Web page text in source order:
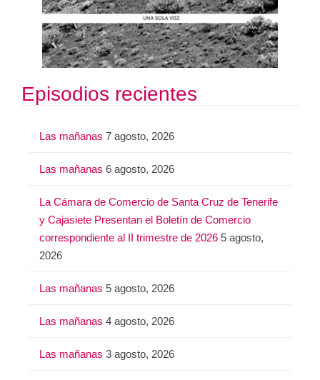
Episodios recientes
Las mañanas 7 agosto, 2026
Las mañanas 6 agosto, 2026
La Cámara de Comercio de Santa Cruz de Tenerife
y Cajasiete Presentan el Boletín de Comercio
correspondiente al II trimestre de 2026 5 agosto,
2026
Las mañanas 5 agosto, 2026
Las mañanas 4 agosto, 2026
Las mañanas 3 agosto, 2026